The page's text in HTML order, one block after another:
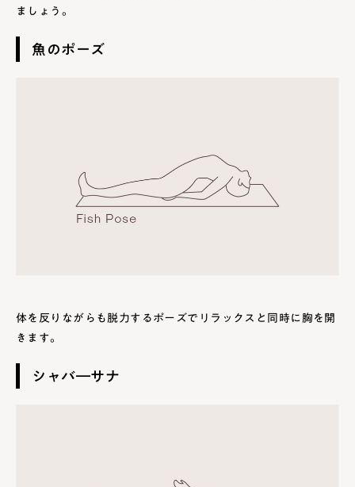
ましょう。
魚のポーズ
体を反りながらも脱力するポーズでリラックスと同時に胸を開
きます。
シャバ―サナ